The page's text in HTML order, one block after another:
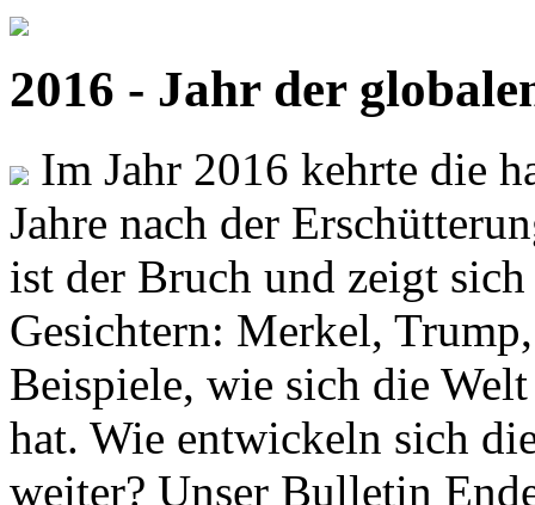
2016 - Jahr der
Im Jahr 2016 kehrte die
Jahre nach der
ist der Bruch und zeigt
Gesichtern: Merkel,
Beispiele, wie sich die
hat. Wie entwickeln sich
weiter? Unser Bulletin